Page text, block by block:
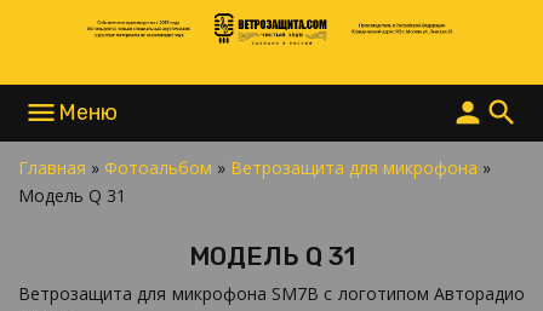
menu search
person
Главная » Фотоальбом » Ветрозащита для микрофона »
Модель Q 31
МОДЕЛЬ Q 31
Ветрозащита для микрофона SM7B с логотипом Авторадио